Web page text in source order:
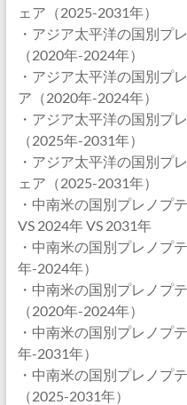
ェア（2025-2031年）
・アジア太平洋の国別プ
（2020年-2024年）
・アジア太平洋の国別プ
ア（2020年-2024年）
・アジア太平洋の国別プ
（2025年-2031年）
・アジア太平洋の国別プ
ェア（2025-2031年）
・中南米の国別プレノプ
VS 2024年 VS 2031年
・中南米の国別プレノプ
年-2024年）
・中南米の国別プレノプ
（2020年-2024年）
・中南米の国別プレノプ
年-2031年）
・中南米の国別プレノプ
（2025-2031年）